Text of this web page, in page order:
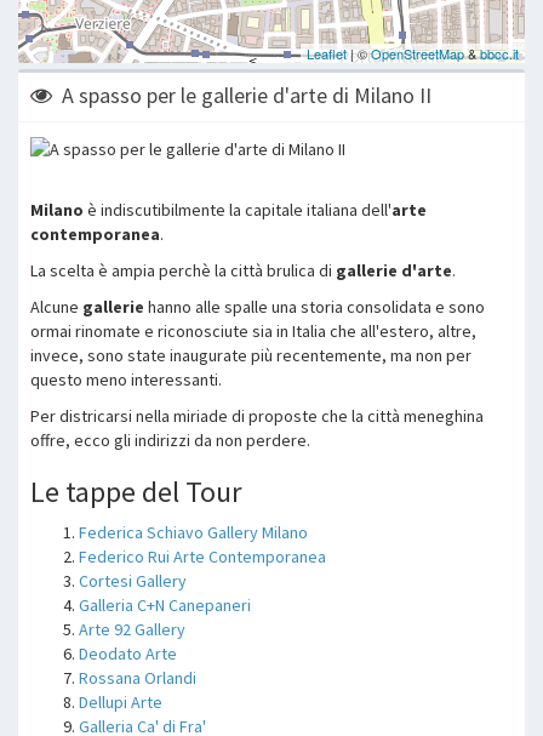
A spasso per le gallerie d'arte di Milano II
Milano è indiscutibilmente la capitale italiana dell'arte
contemporanea.
La scelta è ampia perchè la città brulica di gallerie d'arte.
Alcune gallerie hanno alle spalle una storia consolidata e sono
ormai rinomate e riconosciute sia in Italia che all'estero, altre,
invece, sono state inaugurate più recentemente, ma non per
questo meno interessanti.
Per districarsi nella miriade di proposte che la città meneghina
offre, ecco gli indirizzi da non perdere.
Le tappe del Tour
Federica Schiavo Gallery Milano
Federico Rui Arte Contemporanea
Cortesi Gallery
Galleria C+N Canepaneri
Arte 92 Gallery
Deodato Arte
Rossana Orlandi
Dellupi Arte
Galleria Ca' di Fra'